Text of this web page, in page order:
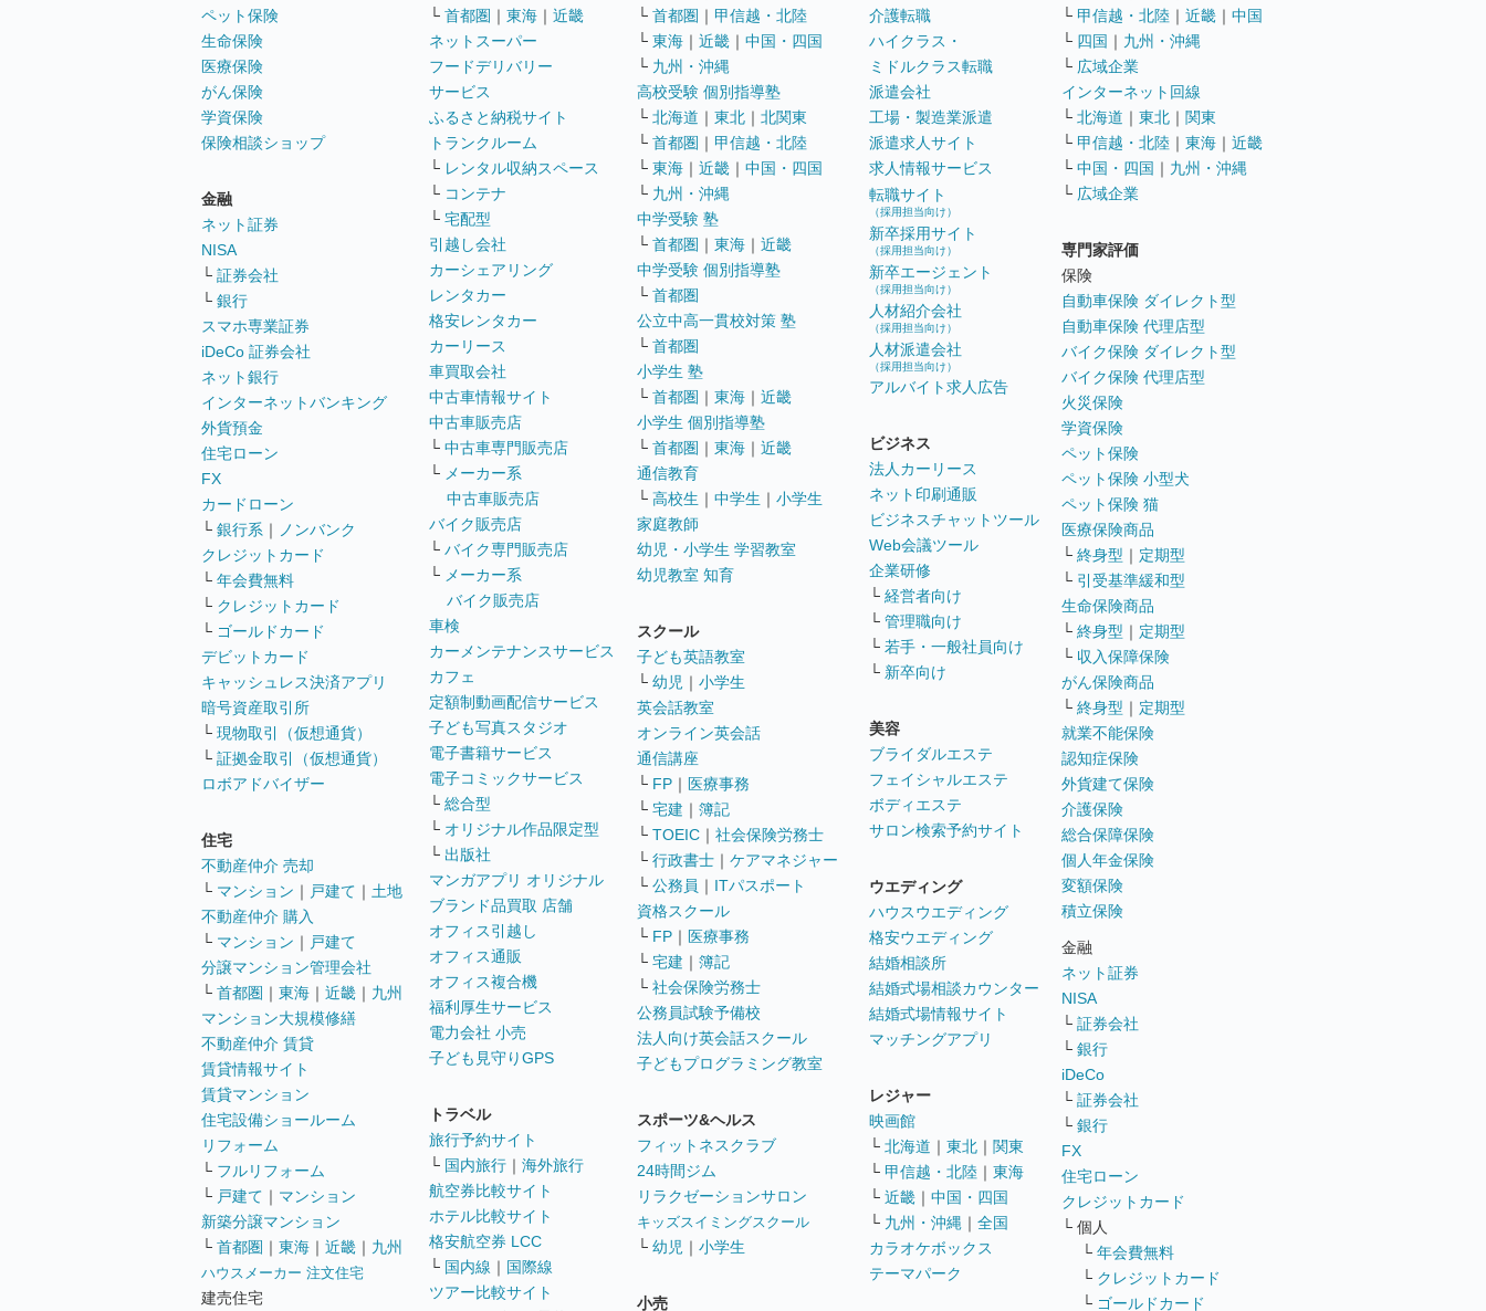
ペット保険
生命保険
医療保険
がん保険
学資保険
保険相談ショップ
金融
ネット証券
NISA
└ 証券会社
└ 銀行
スマホ専業証券
iDeCo 証券会社
ネット銀行
インターネットバンキング
外貨預金
住宅ローン
FX
カードローン
└ 銀行系 ｜
ノンバンク
クレジットカード
└ 年会費無料
└ クレジットカード
└ ゴールドカード
デビットカード
キャッシュレス決済アプリ
暗号資産取引所
└ 現物取引（仮想通貨）
└ 証拠金取引（仮想通貨）
ロボアドバイザー
住宅
不動産仲介 売却
└ マンション ｜ 戸建て ｜ 土地
不動産仲介 購入
└ マンション ｜ 戸建て
分譲マンション管理会社
└ 首都圏 ｜ 東海 ｜ 近畿 ｜ 九州
マンション大規模修繕
不動産仲介 賃貸
賃貸情報サイト
賃貸マンション
住宅設備ショールーム
リフォーム
└ フルリフォーム
└ 戸建て ｜ マンション
新築分譲マンション
└ 首都圏 ｜ 東海 ｜ 近畿 ｜ 九州
ハウスメーカー 注文住宅
建売住宅
└ 首都圏 ｜ 東海 ｜ 近畿
ネットスーパー
フードデリバリー
サービス
ふるさと納税サイト
トランクルーム
└ レンタル収納スペース
└ コンテナ
└ 宅配型
引越し会社
カーシェアリング
レンタカー
格安レンタカー
カーリース
車買取会社
中古車情報サイト
中古車販売店
└ 中古車専門販売店
└ メーカー系
中古車販売店
バイク販売店
└ バイク専門販売店
└ メーカー系
バイク販売店
車検
カーメンテナンスサービス
カフェ
定額制動画配信サービス
子ども写真スタジオ
電子書籍サービス
電子コミックサービス
└ 総合型
└ オリジナル作品限定型
└ 出版社
マンガアプリ オリジナル
ブランド品買取 店舗
オフィス引越し
オフィス通販
オフィス複合機
福利厚生サービス
電力会社 小売
子ども見守りGPS
トラベル
旅行予約サイト
└ 国内旅行 ｜ 海外旅行
航空券比較サイト
ホテル比較サイト
格安航空券 LCC
└ 国内線 ｜ 国際線
ツアー比較サイト
└ 首都圏 ｜ 甲信越・北陸
└ 東海 ｜ 近畿 ｜ 中国・四国
└ 九州・沖縄
高校受験 個別指導塾
└ 北海道 ｜ 東北 ｜ 北関東
└ 首都圏 ｜ 甲信越・北陸
└ 東海 ｜ 近畿 ｜ 中国・四国
└ 九州・沖縄
中学受験 塾
└ 首都圏 ｜ 東海 ｜ 近畿
中学受験 個別指導塾
└ 首都圏
公立中高一貫校対策 塾
└ 首都圏
小学生 塾
└ 首都圏 ｜ 東海 ｜ 近畿
小学生 個別指導塾
└ 首都圏 ｜ 東海 ｜ 近畿
通信教育
└ 高校生 ｜ 中学生 ｜ 小学生
家庭教師
幼児・小学生 学習教室
幼児教室 知育
スクール
子ども英語教室
└ 幼児 ｜ 小学生
英会話教室
オンライン英会話
通信講座
└ FP ｜ 医療事務
└ 宅建 ｜ 簿記
└ TOEIC ｜ 社会保険労務士
└ 行政書士 ｜ ケアマネジャー
└ 公務員 ｜ ITパスポート
資格スクール
└ FP ｜ 医療事務
└ 宅建 ｜ 簿記
└ 社会保険労務士
公務員試験予備校
法人向け英会話スクール
子どもプログラミング教室
スポーツ&ヘルス
フィットネスクラブ
24時間ジム
リラクゼーションサロン
キッズスイミングスクール
└ 幼児 ｜ 小学生
小売
介護転職
ハイクラス・
ミドルクラス転職
派遣会社
工場・製造業派遣
派遣求人サイト
求人情報サービス
転職サイト
（採用担当向け）
新卒採用サイト
（採用担当向け）
新卒エージェント
（採用担当向け）
人材紹介会社
（採用担当向け）
人材派遣会社
（採用担当向け）
アルバイト求人広告
ビジネス
法人カーリース
ネット印刷通販
ビジネスチャットツール
Web会議ツール
企業研修
└ 経営者向け
└ 管理職向け
└ 若手・一般社員向け
└ 新卒向け
美容
ブライダルエステ
フェイシャルエステ
ボディエステ
サロン検索予約サイト
ウエディング
ハウスウエディング
格安ウエディング
結婚相談所
結婚式場相談カウンター
結婚式場情報サイト
マッチングアプリ
レジャー
映画館
└ 北海道 ｜ 東北 ｜ 関東
└ 甲信越・北陸 ｜ 東海
└ 近畿 ｜ 中国・四国
└ 九州・沖縄 ｜ 全国
カラオケボックス
テーマパーク
└ 甲信越・北陸 ｜ 近畿 ｜ 中国
└ 四国 ｜ 九州・沖縄
└ 広域企業
インターネット回線
└ 北海道 ｜ 東北 ｜ 関東
└ 甲信越・北陸 ｜ 東海 ｜ 近畿
└ 中国・四国 ｜ 九州・沖縄
└ 広域企業
専門家評価
保険
自動車保険 ダイレクト型
自動車保険 代理店型
バイク保険 ダイレクト型
バイク保険 代理店型
火災保険
学資保険
ペット保険
ペット保険 小型犬
ペット保険 猫
医療保険商品
└ 終身型 ｜ 定期型
└ 引受基準緩和型
生命保険商品
└ 終身型 ｜ 定期型
└ 収入保障保険
がん保険商品
└ 終身型 ｜ 定期型
就業不能保険
認知症保険
外貨建て保険
介護保険
総合保障保険
個人年金保険
変額保険
積立保険
金融
ネット証券
NISA
└ 証券会社
└ 銀行
iDeCo
└ 証券会社
└ 銀行
FX
住宅ローン
クレジットカード
└ 個人
└ 年会費無料
└ クレジットカード
└ ゴールドカード